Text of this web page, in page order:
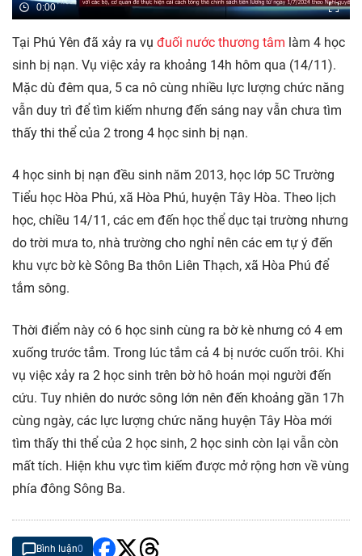
0:00
Tại Phú Yên đã xảy ra vụ đuối nước thương tâm làm 4 học
sinh bị nạn. Vụ việc xảy ra khoảng 14h hôm qua (14/11).
Mặc dù đêm qua, 5 ca nô cùng nhiều lực lượng chức năng
vẫn duy trì để tìm kiếm nhưng đến sáng nay vẫn chưa tìm
thấy thi thể của 2 trong 4 học sinh bị nạn.
4 học sinh bị nạn đều sinh năm 2013, học lớp 5C Trường
Tiểu học Hòa Phú, xã Hòa Phú, huyện Tây Hòa. Theo lịch
học, chiều 14/11, các em đến học thể dục tại trường nhưng
do trời mưa to, nhà trường cho nghỉ nên các em tự ý đến
khu vực bờ kè Sông Ba thôn Liên Thạch, xã Hòa Phú để
tắm sông.
Thời điểm này có 6 học sinh cùng ra bờ kè nhưng có 4 em
xuống trước tắm. Trong lúc tắm cả 4 bị nước cuốn trôi. Khi
vụ việc xảy ra 2 học sinh trên bờ hô hoán mọi người đến
cứu. Tuy nhiên do nước sông lớn nên đến khoảng gần 17h
cùng ngày, các lực lượng chức năng huyện Tây Hòa mới
tìm thấy thi thể của 2 học sinh, 2 học sinh còn lại vẫn còn
mất tích. Hiện khu vực tìm kiếm được mở rộng hơn về vùng
phía đông Sông Ba.
Bình luận0